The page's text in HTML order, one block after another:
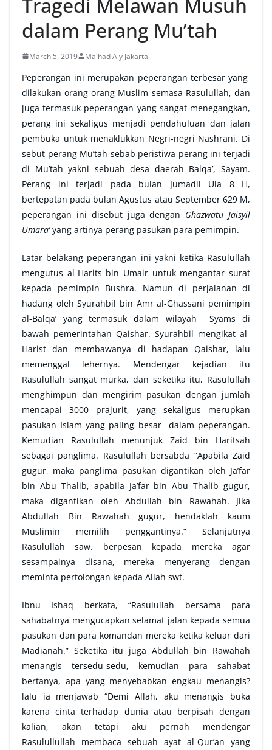
dalam Perang Mu’tah
March 5, 2019 Ma'had Aly Jakarta
Peperangan ini merupakan peperangan terbesar yang
dilakukan orang-orang Muslim semasa Rasulullah, dan
juga termasuk peperangan yang sangat menegangkan,
perang ini sekaligus menjadi pendahuluan dan jalan
pembuka untuk menaklukkan Negri-negri Nashrani. Di
sebut perang Mu’tah sebab peristiwa perang ini terjadi
di Mu’tah yakni sebuah desa daerah Balqa’, Sayam.
Perang ini terjadi pada bulan Jumadil Ula 8 H,
bertepatan pada bulan Agustus atau September 629 M,
peperangan ini disebut juga dengan Ghazwatu Jaisyil
Umara’yang artinya perang pasukan para pemimpin.
Latar belakang peperangan ini yakni ketika Rasulullah
mengutus al-Harits bin Umair untuk mengantar surat
kepada pemimpin Bushra. Namun di perjalanan di
hadang oleh Syurahbil bin Amr al-Ghassani pemimpin
al-Balqa’ yang termasuk dalam wilayah Syams di
bawah pemerintahan Qaishar. Syurahbil mengikat al-
Harist dan membawanya di hadapan Qaishar, lalu
memenggal lehernya. Mendengar kejadian itu
Rasulullah sangat murka, dan seketika itu, Rasulullah
menghimpun dan mengirim pasukan dengan jumlah
mencapai 3000 prajurit, yang sekaligus merupkan
pasukan Islam yang paling besar dalam peperangan.
Kemudian Rasulullah menunjuk Zaid bin Haritsah
sebagai panglima. Rasulullah bersabda “Apabila Zaid
gugur, maka panglima pasukan digantikan oleh Ja’far
bin Abu Thalib, apabila Ja’far bin Abu Thalib gugur,
maka digantikan oleh Abdullah bin Rawahah. Jika
Abdullah Bin Rawahah gugur, hendaklah kaum
Muslimin memilih penggantinya.” Selanjutnya
Rasulullah saw. berpesan kepada mereka agar
sesampainya disana, mereka menyerang dengan
meminta pertolongan kepada Allah swt.
Ibnu Ishaq berkata, “Rasulullah bersama para
sahabatnya mengucapkan selamat jalan kepada semua
pasukan dan para komandan mereka ketika keluar dari
Madianah.” Seketika itu juga Abdullah bin Rawahah
menangis tersedu-sedu, kemudian para sahabat
bertanya, apa yang menyebabkan engkau menangis?
lalu ia menjawab “Demi Allah, aku menangis buka
karena cinta terhadap dunia atau berpisah dengan
kalian, akan tetapi aku pernah mendengar
Rasulullullah membaca sebuah ayat al-Qur’an yang